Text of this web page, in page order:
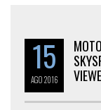
15
AGO2016